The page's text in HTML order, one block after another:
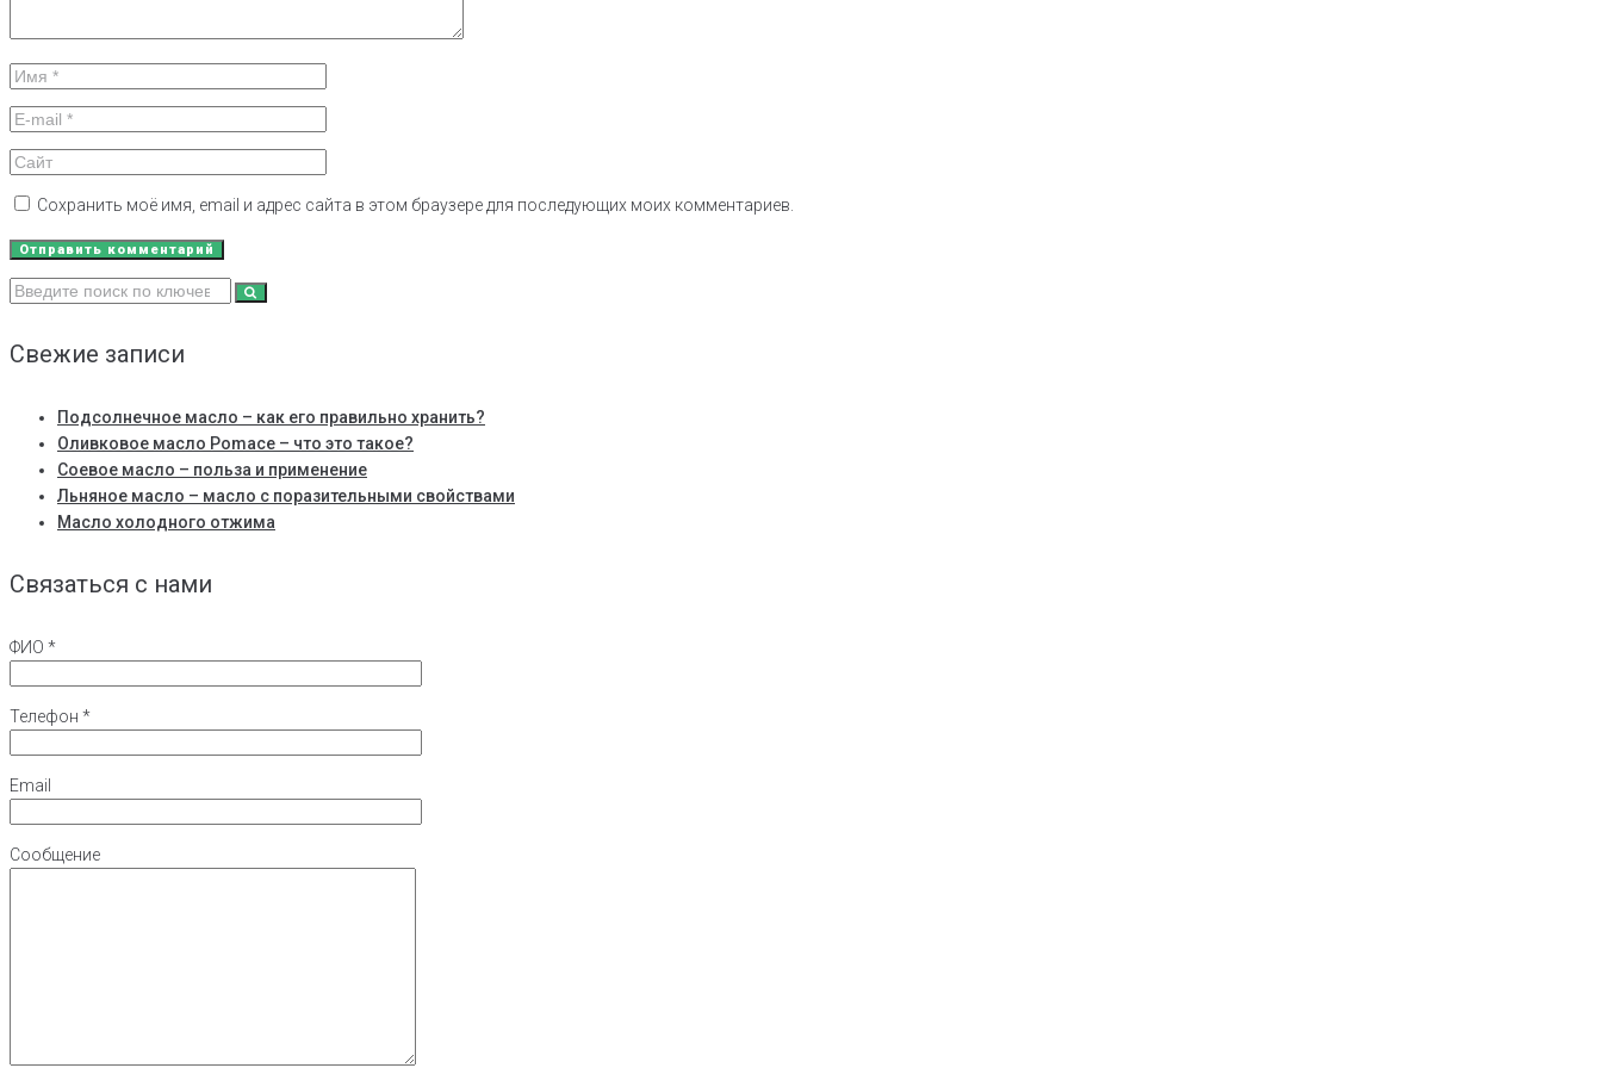
Сохранить моё имя, email и адрес сайта в этом браузере для последующих моих комментариев.
Search
Свежие записи
Подсолнечное масло – как его правильно хранить?
Оливковое масло Pomace – что это такое?
Соевое масло – польза и применение
Льняное масло – масло с поразительными свойствами
Масло холодного отжима
Связаться с нами
ФИО *
Телефон *
Email
Сообщение